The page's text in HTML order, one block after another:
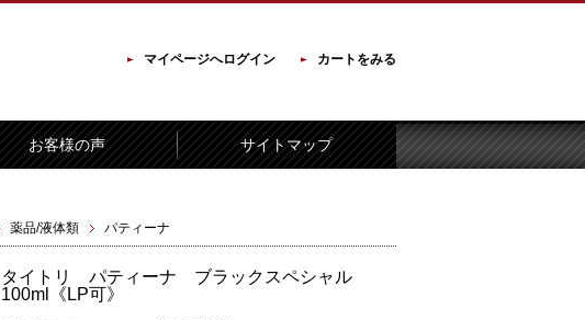
マイページへログイン カートをみる
お客様の声 サイトマップ
薬品/液体類 パティーナ
タイトリ パティーナ ブラックスペシャル
100ml《LP可》